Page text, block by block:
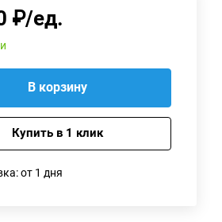
₽/ед.
В корзину
Купить в 1 клик
от 1 дня